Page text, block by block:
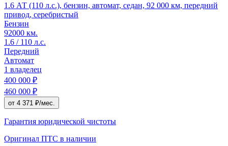
1.6 АТ (110 л.с.), бензин, автомат, седан, 92 000 км, передний
привод, серебристый
Бензин
92000 км.
1.6 / 110 л.с.
Передний
Автомат
1 владелец
400 000 ₽
460 000 ₽
от 4 371 ₽/мес.
Гарантия юридической чистоты
Оригинал ПТС в наличии